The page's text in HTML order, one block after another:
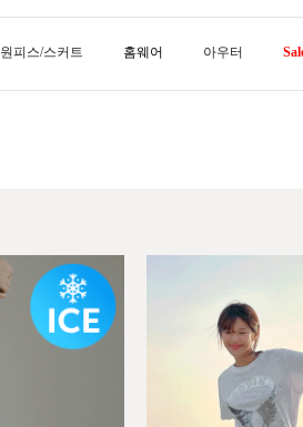
원피스/스커트 홈웨어 아우터